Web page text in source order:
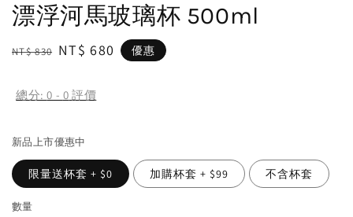
漂浮河馬玻璃杯 500ml
Regular
NT$ 830 Sale
NT$ 680 優惠
總分:0 - 0 評價
新品上市優惠中
限量送杯套 + $0 加購杯套 + $99 不含杯套
數量